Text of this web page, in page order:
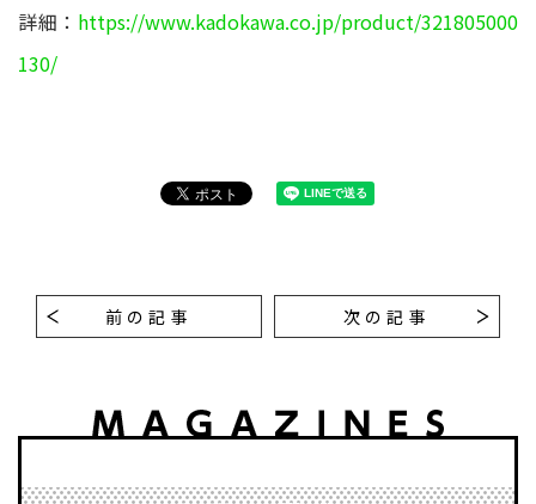
詳細： https://www.kadokawa.co.jp/product/321805000
130/
前の記事 次の記事